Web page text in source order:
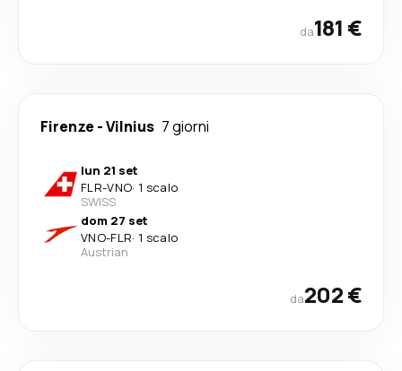
da181 €
Firenze -Vilnius 7 giorni
lun 21 set
FLR-VNO· 1 scalo
SWISS
dom 27 set
VNO-FLR· 1 scalo
Austrian
da202 €